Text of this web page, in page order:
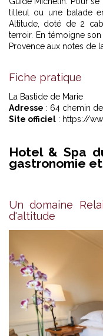
tilleul ou une balade
Altitude, doté de 2
terroir. En témoigne
Provence aux notes de
Fiche pratique
La Bastide de Marie
Adresse : 64 chemin
Site officiel : https://
Hotel & Spa
gastronomie
Un domaine
d'altitude